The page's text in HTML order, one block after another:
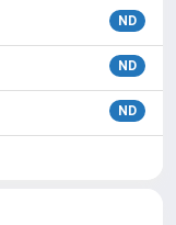
ND
ND
ND